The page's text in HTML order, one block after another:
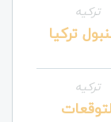
ترکیه
تركيا
ترکیه